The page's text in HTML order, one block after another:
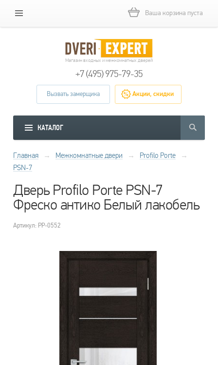
Ваша корзина пуста
Магазин входных и межкомнатных дверей
+7 (495) 975-79-35
Вызвать замерщика Акции, скидки
КАТАЛОГ
Главная → Межкомнатные двери → Profilo Porte
→
PSN-7
Дверь Profilo Porte PSN-7
Фреско антико Белый лакобель
Артикул: PP-0552